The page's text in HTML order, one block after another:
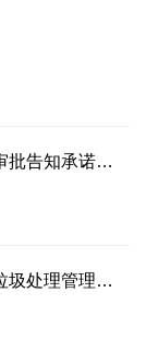
上海市人民政府关于修改〈上海市行政审批告知承诺管理办法〉等4件市政府规章的决定
上海市人民政府关于修改〈上海市建筑垃圾处理管理规定〉的决定